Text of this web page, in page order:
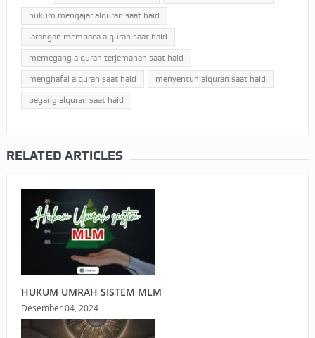
hukum mengajar alquran saat haid
larangan membaca alquran saat haid
memegang alquran terjemahan saat haid
menghafal alquran saat haid menyentuh alquran saat haid
pegang alquran saat haid
RELATED ARTICLES
HUKUM UMRAH SISTEM MLM
Desember 04, 2024